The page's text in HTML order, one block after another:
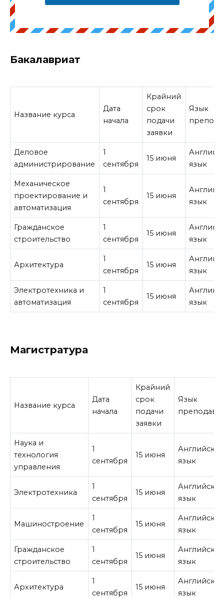
Бакалавриат
Название курса
Дата
начала
Крайний
срок
подачи
заявки
Язык
Деловое
администрирование
1
сентября
15 июня
язык
Механическое
проектирование и
автоматизация
1
сентября
15 июня
язык
Гражданское
строительство
1
сентября
15 июня
язык
Архитектура
1
сентября
15 июня
язык
Электротехника и
автоматизация
1
сентября
15 июня
язык
Магистратура
Название курса
Дата
начала
Крайний
срок
подачи
заявки
Язык
Наука и
технология
управления
1
сентября
15 июня
язык
Электротехника
1
сентября
15 июня
язык
Машиностроение
1
сентября
15 июня
язык
Гражданское
строительство
1
сентября
15 июня
язык
Архитектура
1
сентября
15 июня
язык